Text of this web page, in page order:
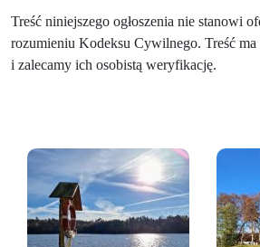
Treść niniejszego ogłoszenia nie stanowi
rozumieniu Kodeksu Cywilnego. Treść
i zalecamy ich osobistą weryfikację.